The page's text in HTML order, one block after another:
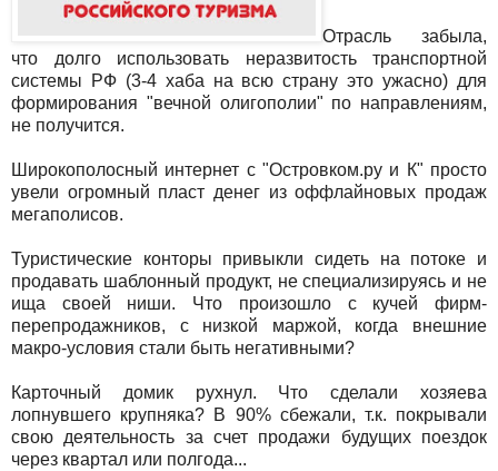
Отрасль забыла,
что долго использовать неразвитость транспортной
системы РФ (3-4 хаба на всю страну это ужасно) для
формирования "вечной олигополии" по направлениям,
не получится.
Широкополосный интернет с "Островком.ру и К" просто
увели огромный пласт денег из оффлайновых продаж
мегаполисов.
Туристические конторы привыкли сидеть на потоке и
продавать шаблонный продукт, не специализируясь и не
ища своей ниши. Что произошло с кучей фирм-
перепродажников, с низкой маржой, когда внешние
макро-условия стали быть негативными?
Карточный домик рухнул. Что сделали хозяева
лопнувшего крупняка? В 90% сбежали, т.к. покрывали
свою деятельность за счет продажи будущих поездок
через квартал или полгода...